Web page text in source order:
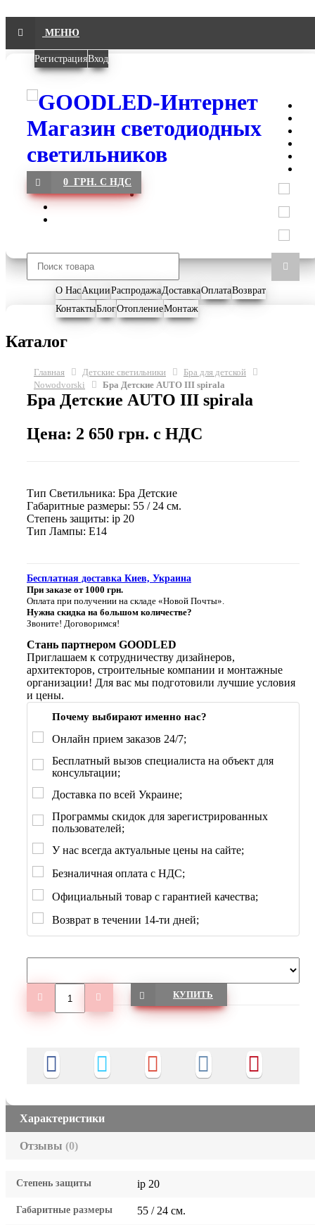
МЕНЮ
РегистрацияВход
0 ГРН. С НДС
О НасАкцииРаспродажаДоставкаОплатаВозврат
КонтактыБлогОтоплениеМонтаж
Каталог
Главная Детские светильники
Бра для детской
Nowodvorski
Бра Детские AUTO III spirala
Бра Детские AUTO III spirala
Цена: 2 650 грн. с НДС
Тип Светильника: Бра Детские
Габаритные размеры: 55 / 24 см.
Степень защиты: ip 20
Тип Лампы: E14
Бесплатная доставка Киев, Украина
При заказе от 1000 грн.
Оплата при получении на складе «Новой Почты».
Нужна скидка на большом количестве?
Звоните! Договоримся!
Стань партнером GOODLED
Приглашаем к сотрудничеству дизайнеров,
архитекторов, строительные компании и монтажные
организации! Для вас мы подготовили лучшие условия
и цены.
Почему выбирают именно нас?
Онлайн прием заказов 24/7;
Бесплатный вызов специалиста на объект для
консультации;
Доставка по всей Украине;
Программы скидок для зарегистрированных
пользователей;
У нас всегда актуальные цены на сайте;
Безналичная оплата с НДС;
Официальный товар с гарантией качества;
Возврат в течении 14-ти дней;
КУПИТЬ
Характеристики
Отзывы (0)
Степень защиты ip 20
Габаритные размеры 55 / 24 см.